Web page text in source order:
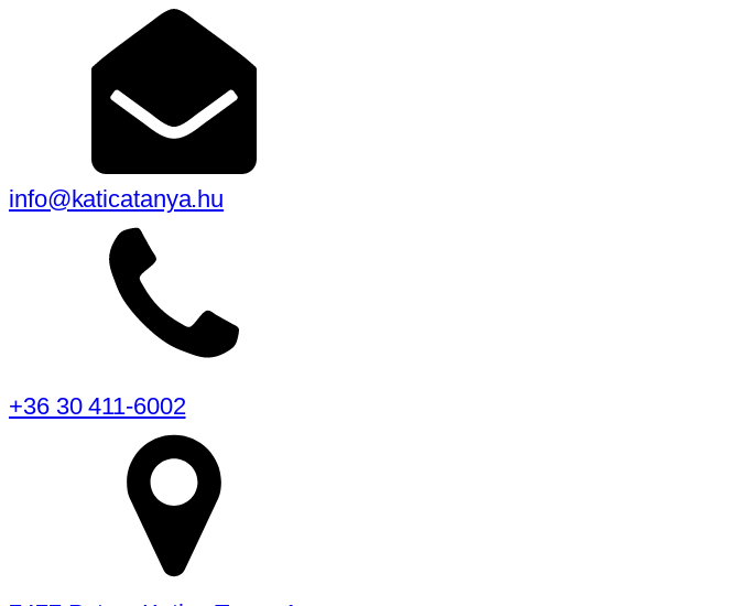
info@katicatanya.hu
+36 30 411-6002